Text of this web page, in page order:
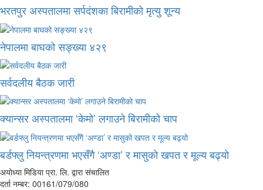
भरतपुर अस्पतालमा सर्पदंशका बिरामीको मृत्यु शून्य
नेपालमा बाघको सङ्ख्या ४२९
सर्वदलीय बैठक जारी
क्यान्सर अस्पतालमा ‘केमो’ लगाउने बिरामीको चाप
बर्डफ्लु नियन्त्रणमा भएसँगै ‘अण्डा’ र मासुको खपत र मूल्य बढ्यो
अयोध्या मिडिया प्रा. लि. द्वारा संचालित
दर्ता नम्बर: 00161/079/080